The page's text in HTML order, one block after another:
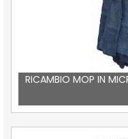
RICAMBIO MOP IN